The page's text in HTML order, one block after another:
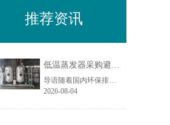
推荐资讯
低温蒸发器采购避坑指南：工业废水蒸发设备选型10大坑
导语随着国内环保排放标准持续收紧，工业废液减量、资源化回用与废水零排放（ZLD）成为制造企业的刚性需求，低温蒸发器凭借低温负压运行、能耗可控、适配场景广的特点，被广泛应用于电镀、化工、机械加工、食品加工等行业的废水处理场景。尤其在制造业密集区域，越来越多企业选择低温蒸发器实现废水减量化与水资源回......
2026-08-04